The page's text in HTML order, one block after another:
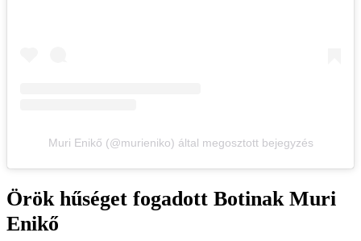
Muri Enikő (@murieniko) által megosztott bejegyzés
Örök hűséget fogadott Botinak Muri
Enikő